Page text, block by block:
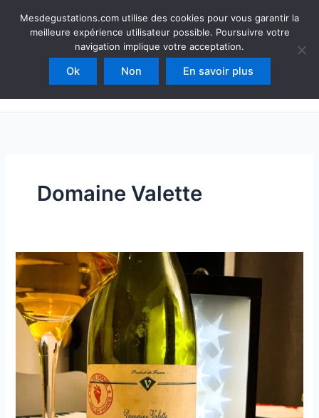
Mesdegustations
Dégustations, accords & autour du vin
Rechercher
Domaine Valette
Mesdegustations.com utilise des cookies pour vous garantir la
meilleure expérience utilisateur possible. Poursuivre votre
navigation implique votre acceptation.
Ok Non En savoir plus